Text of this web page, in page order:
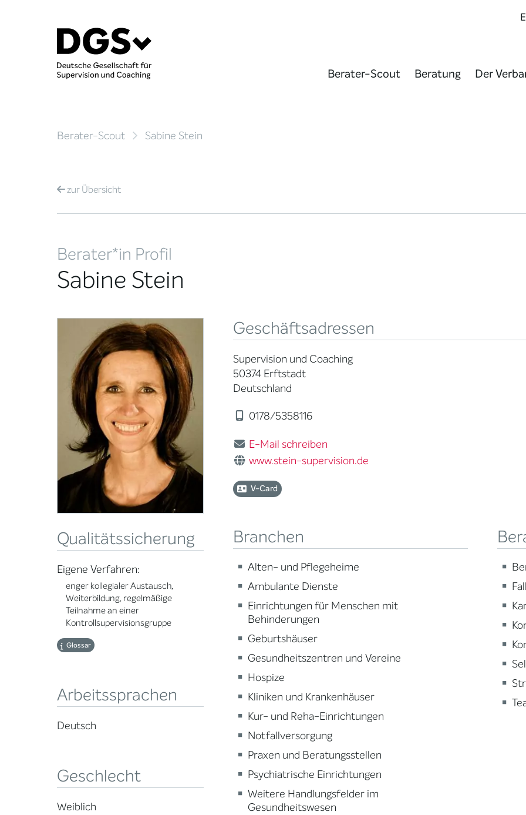
Berater-Scout Beratung Der
Berater-Scout Sabine Stein
zurÜbersicht
Berater*in Profil
Sabine Stein
Qualitätssicherung
Eigene Verfahren:
enger kollegialer Austausch,
Weiterbildung, regelmäßige
Teilnahme an einer
Kontrollsupervisionsgruppe
Glossar
Arbeitssprachen
Deutsch
Geschlecht
Weiblich
Geschäftsadressen
Supervision und Coaching
50374 Erftstadt
Deutschland
0178/5358116
E-Mail schreiben
www.stein-supervision.de
V-Card
Branchen
Alten- und Pflegeheime
Ambulante Dienste
Einrichtungen für Menschen mit
Behinderungen
Geburtshäuser
Gesundheitszentren und Vereine
Hospize
Kliniken und Krankenhäuser
Kur- und Reha-Einrichtungen
Notfallversorgung
Praxen und Beratungsstellen
Psychiatrische Einrichtungen
Weitere Handlungsfelder im
Gesundheitswesen